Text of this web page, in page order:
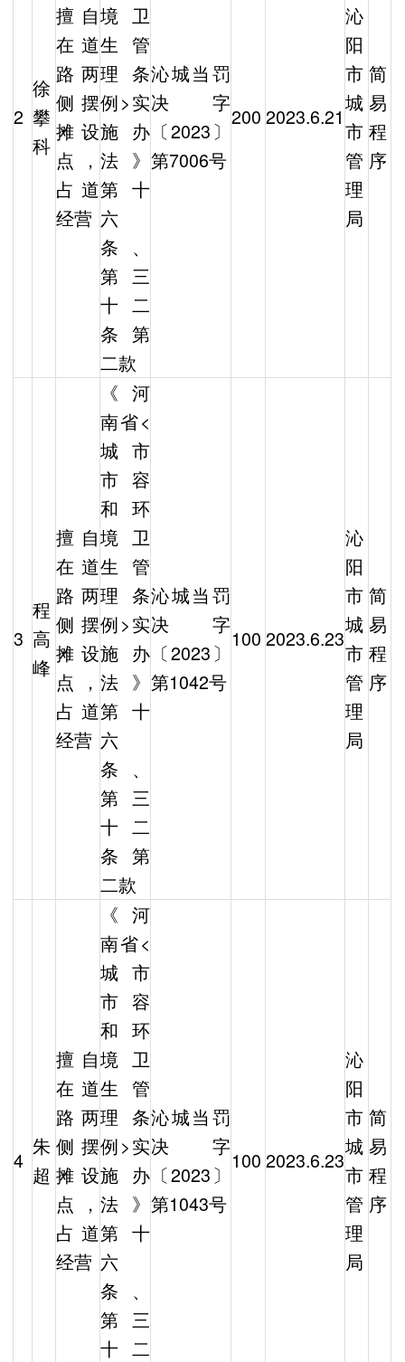
2
徐
攀
科
擅自
在道
路两
侧摆
摊设
点，
占道
经营
境卫
生管
理条
例>实
施办
法》
第十
六
条、
第三
十二
条第
二款
沁城当罚
决字
〔2023〕
第7006号
200 2023.6.21
沁
阳
市
城
市
管
理
局
简
易
程
序
3
程
高
峰
擅自
在道
路两
侧摆
摊设
点，
占道
经营
《河
南省<
城市
市容
和环
境卫
生管
理条
例>实
施办
法》
第十
六
条、
第三
十二
条第
二款
沁城当罚
决字
〔2023〕
第1042号
100 2023.6.23
沁
阳
市
城
市
管
理
局
简
易
程
序
4
朱
超
擅自
在道
路两
侧摆
摊设
点，
占道
经营
《河
南省<
城市
市容
和环
境卫
生管
理条
例>实
施办
法》
第十
六
条、
第三
十二
沁城当罚
决字
〔2023〕
第1043号
100 2023.6.23
沁
阳
市
城
市
管
理
局
简
易
程
序